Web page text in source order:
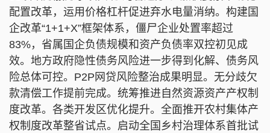
配置改革，运用价格杠杆促进弃水电量消纳。构建国
企改革“1+1+X”框架体系，僵尸企业处置率超过
83%，省属国企负债规模和资产负债率双控初见成
效。地方政府隐性债务风险进一步得到化解、债务风
险总体可控。P2P网贷风险整治成果明显。无分歧欠
款清偿工作提前完成。统筹推进自然资源资产产权制
度改革。各类开发区优化提升。全面推开农村集体产
权制度改革整省试点。启动全国乡村治理体系首批试